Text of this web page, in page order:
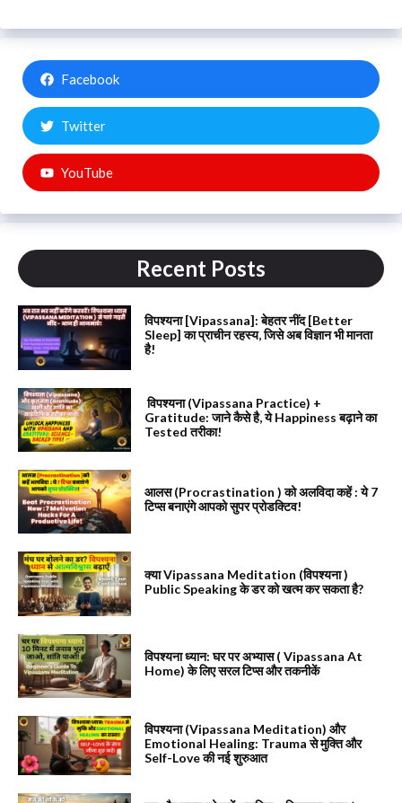
Facebook
Twitter
YouTube
Recent Posts
विपश्यना [Vipassana]: बेहतर नींद [Better
Sleep] का प्राचीन रहस्य, जिसे अब विज्ञान भी मानता
है!
विपश्यना (Vipassana Practice) +
Gratitude: जाने कैसे है, ये Happiness बढ़ाने का
Tested तरीका!
आलस (Procrastination ) को अलविदा कहें : ये 7
टिप्स बनाएंगे आपको सुपर प्रोडक्टिव!
क्या Vipassana Meditation (विपश्यना )
Public Speaking के डर को खत्म कर सकता है?
विपश्यना ध्यान: घर पर अभ्यास ( Vipassana At
Home) के लिए सरल टिप्स और तकनीकें
विपश्यना (Vipassana Meditation) और
Emotional Healing: Trauma से मुक्ति और
Self-Love की नई शुरुआत